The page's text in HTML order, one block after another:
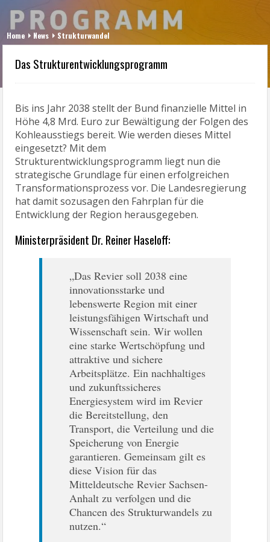
Home News Strukturwandel
Das Strukturentwicklungsprogramm
Bis ins Jahr 2038 stellt der Bund finanzielle Mittel in
Höhe 4,8 Mrd. Euro zur Bewältigung der Folgen des
Kohleausstiegs bereit. Wie werden dieses Mittel
eingesetzt? Mit dem
Strukturentwicklungsprogramm liegt nun die
strategische Grundlage für einen erfolgreichen
Transformationsprozess vor. Die Landesregierung
hat damit sozusagen den Fahrplan für die
Entwicklung der Region herausgegeben.
Ministerpräsident Dr. Reiner Haseloff:
„Das Revier soll 2038 eine
innovationsstarke und
lebenswerte Region mit einer
leistungsfähigen Wirtschaft und
Wissenschaft sein. Wir wollen
eine starke Wertschöpfung und
attraktive und sichere
Arbeitsplätze. Ein nachhaltiges
und zukunftssicheres
Energiesystem wird im Revier
die Bereitstellung, den
Transport, die Verteilung und die
Speicherung von Energie
garantieren. Gemeinsam gilt es
diese Vision für das
Mitteldeutsche Revier Sachsen-
Anhalt zu verfolgen und die
Chancen des Strukturwandels zu
nutzen.“